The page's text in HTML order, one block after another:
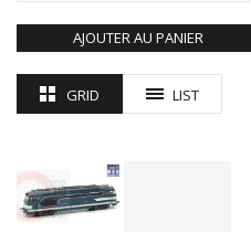
R37
REDUTEX
REE
ROTOMAGUS
ROUTE 87
AJOUTER AU PANIER
GRID LIST